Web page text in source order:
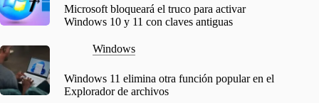
Microsoft bloqueará el truco para activar
Windows 10 y 11 con claves antiguas
Windows
Windows 11 elimina otra función popular en el
Explorador de archivos